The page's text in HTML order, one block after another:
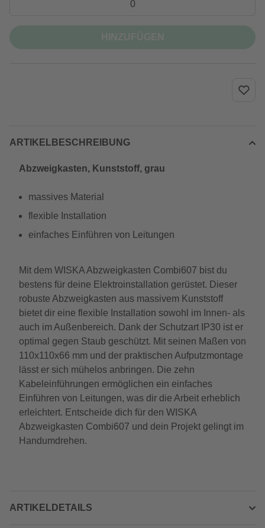
ARTIKELBESCHREIBUNG
Abzweigkasten, Kunststoff, grau
massives Material
flexible Installation
einfaches Einführen von Leitungen
Mit dem WISKA Abzweigkasten Combi607 bist du
bestens für deine Elektroinstallation gerüstet. Dieser
robuste Abzweigkasten aus massivem Kunststoff
bietet dir eine flexible Installation sowohl im Innen- als
auch im Außenbereich. Dank der Schutzart IP30 ist er
optimal gegen Staub geschützt. Mit seinen Maßen von
110x110x66 mm und der praktischen Aufputzmontage
lässt er sich mühelos anbringen. Die zehn
Kabeleinführungen ermöglichen ein einfaches
Einführen von Leitungen, was dir die Arbeit erheblich
erleichtert. Entscheide dich für den WISKA
Abzweigkasten Combi607 und dein Projekt gelingt im
Handumdrehen.
ARTIKELDETAILS